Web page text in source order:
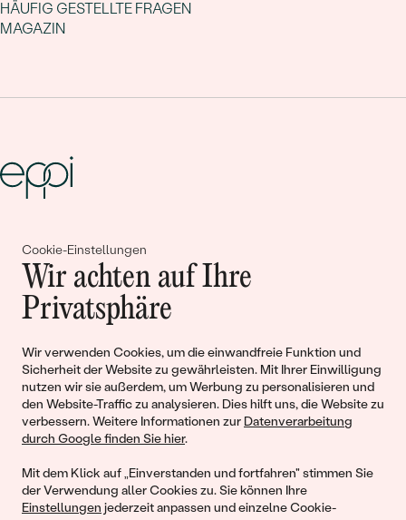
Cookie-Einstellungen
Wir achten auf Ihre
Privatsphäre
Wir verwenden Cookies, um die einwandfreie Funktion und
Sicherheit der Website zu gewährleisten. Mit Ihrer Einwilligung
nutzen wir sie außerdem, um Werbung zu personalisieren und
den Website-Traffic zu analysieren. Dies hilft uns, die Website zu
verbessern. Weitere Informationen zur Datenverarbeitung
durch Google finden Sie hier.
Mit dem Klick auf „Einverstanden und fortfahren" stimmen Sie
der Verwendung aller Cookies zu. Sie können Ihre
Einstellungen jederzeit anpassen und einzelne Cookie-
HÄUFIG GESTELLTE FRAGEN
MAGAZIN
Gemeinsam erschaffen wir
Geschichten von Schönheit und
Liebe
Begleiten Sie uns!